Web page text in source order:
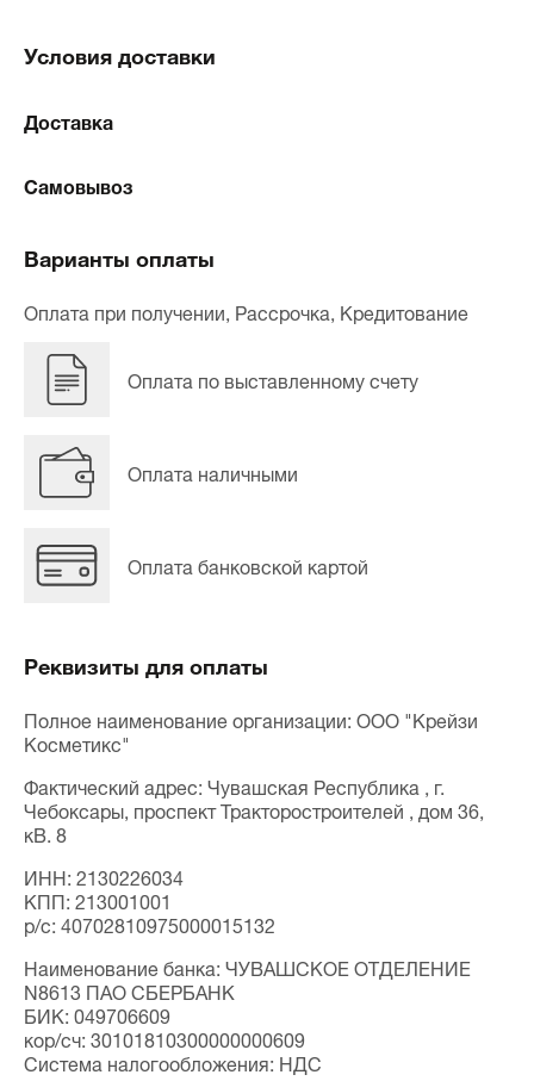
Условия доставки
Доставка
Самовывоз
Варианты оплаты
Оплата при получении, Рассрочка, Кредитование
Оплата по выставленному счету
Оплата наличными
Оплата банковской картой
Реквизиты для оплаты
Полное наименование организации: ООО "Крейзи
Косметикс"
Фактический адрес: Чувашская Республика , г.
Чебоксары, проспект Тракторостроителей , дом 36,
кВ. 8
ИНН: 2130226034
КПП: 213001001
p/c: 40702810975000015132
Наименование банка: ЧУВАШСКОЕ ОТДЕЛЕНИЕ
N8613 ПАО СБЕРБАНК
БИК: 049706609
кор/сч: 30101810300000000609
Система налогообложения: НДС